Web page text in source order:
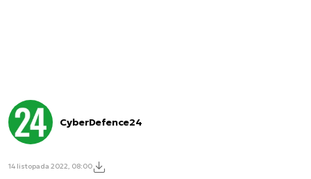
CyberDefence24
14 listopada 2022, 08:00